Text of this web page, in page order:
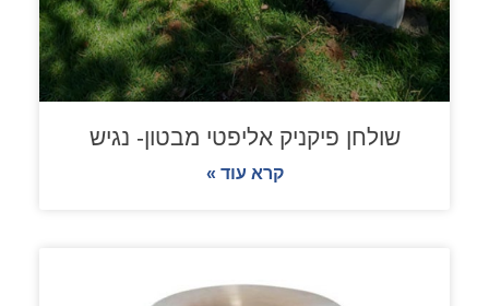
שולחן פיקניק אליפטי מבטון- נגיש
קרא עוד »